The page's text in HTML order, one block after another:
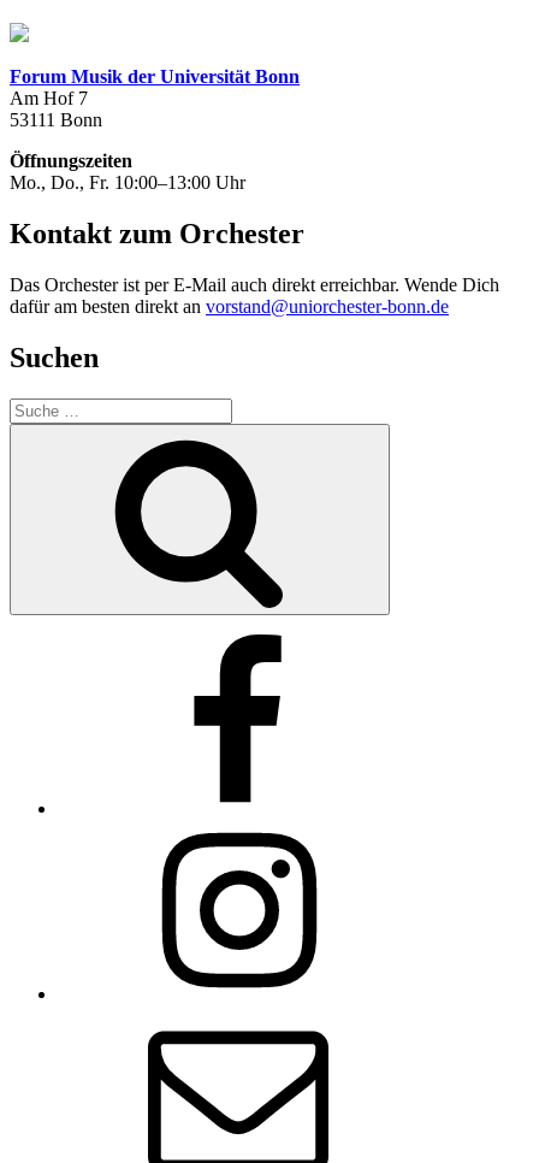
Forum Musik der Universität Bonn
Am Hof 7
53111 Bonn
Öffnungszeiten
Mo., Do., Fr. 10:00–13:00 Uhr
Kontakt zum Orchester
Das Orchester ist per E-Mail auch direkt erreichbar. Wende Dich
dafür am besten direkt an vorstand@uniorchester-bonn.de
Suchen
Suche
nach: